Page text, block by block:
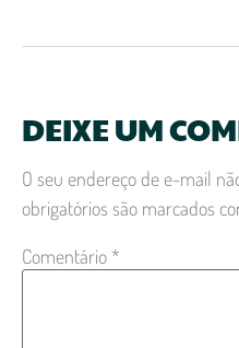
DEIXE UM
O seu endereço de e-mail
obrigatórios são marcados
Comentário *